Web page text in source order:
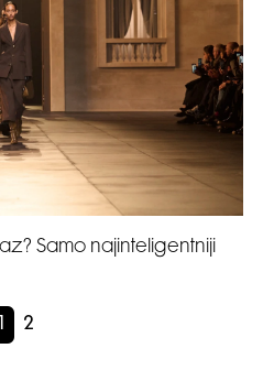
Samo najinteligentniji
1 2